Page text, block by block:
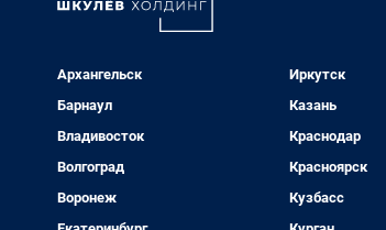
Архангельск
Барнаул
Владивосток
Волгоград
Воронеж
Иркутск
Казань
Краснодар
Красноярск
Кузбасс